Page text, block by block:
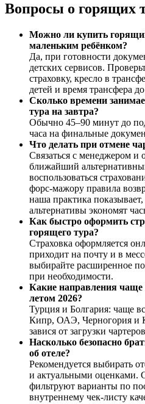
Вопросы о горящих
Можно ли купить
маленьким ребёнком?
Да, при готовности
детских сервисов.
страховку, кресло в
детей и время трансфера
Сколько времени
тура на завтра?
Обычно 45–90 минут до
часа на финальные
Что делать при отмене
Связаться с менеджером и
ближайший
воспользоваться
форс‑мажору правила
наша практика
альтернативы экономят
Как быстро оформить
горящего тура?
Страховка оформляется
приходит на почту и в
выбирайте расширенное
при необходимости.
Какие направления
летом 2026?
Турция и Болгария: чаще
Кипр, ОАЭ, Черногория и
завися от загрузки
Насколько безопасно
об отеле?
Рекомендуется выбирать
и актуальными оценками.
фильтруют варианты по
внутреннему чек‑листу